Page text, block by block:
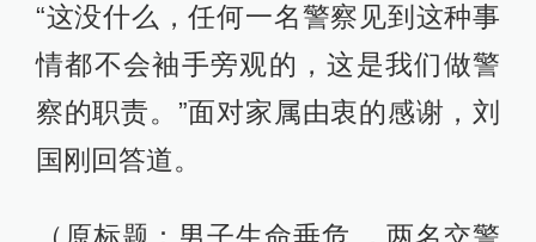
“这没什么，任何一名警察见到这种事
情都不会袖手旁观的，这是我们做警
察的职责。”面对家属由衷的感谢，刘
国刚回答道。